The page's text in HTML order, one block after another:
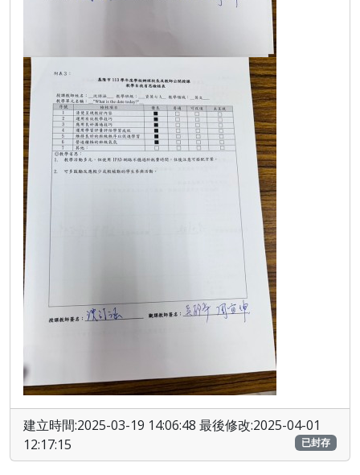
建立時間:2025-03-19 14:06:48 最後修改:2025-04-01
12:17:15
已封存